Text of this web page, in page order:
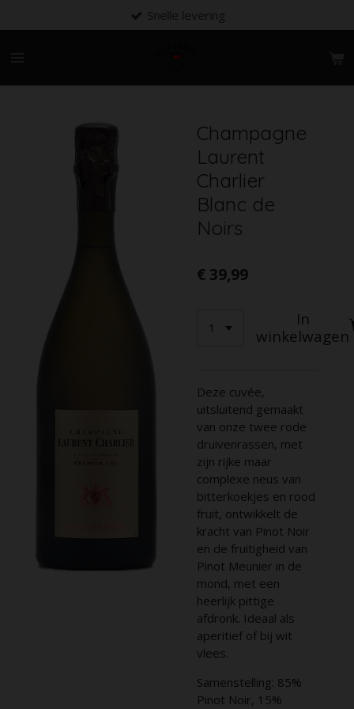
direct
hoofdinhoud
Snelle levering
Champagne
Laurent
Charlier
Blanc de
Noirs
€ 39,99
In
winkelwagen
Deze cuvée,
uitsluitend gemaakt
van onze twee rode
druivenrassen, met
zijn rijke maar
complexe neus van
bitterkoekjes en rood
fruit, ontwikkelt de
kracht van Pinot Noir
en de fruitigheid van
Pinot Meunier in de
mond, met een
heerlijk pittige
afdronk. Ideaal als
aperitief of bij wit
vlees.
Samenstelling: 85%
Pinot Noir, 15%